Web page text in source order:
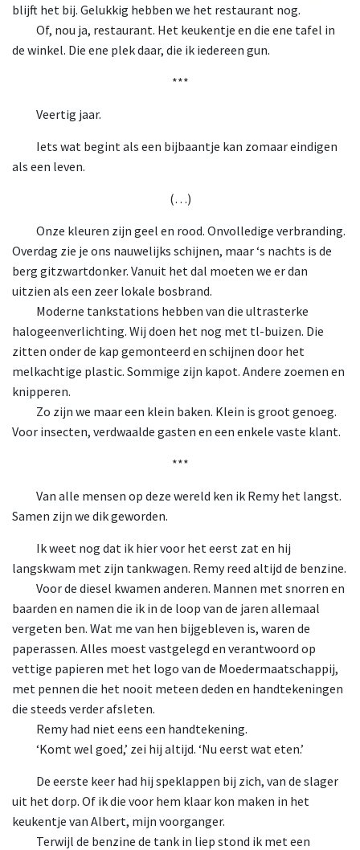
blijft het bij. Gelukkig hebben we het restaurant nog.
Of, nou ja, restaurant. Het keukentje en die ene tafel in
de winkel. Die ene plek daar, die ik iedereen gun.
***
Veertig jaar.
Iets wat begint als een bijbaantje kan zomaar eindigen
als een leven.
(…)
Onze kleuren zijn geel en rood. Onvolledige verbranding.
Overdag zie je ons nauwelijks schijnen, maar ‘s nachts is de
berg gitzwartdonker. Vanuit het dal moeten we er dan
uitzien als een zeer lokale bosbrand.
Moderne tankstations hebben van die ultrasterke
halogeenverlichting. Wij doen het nog met tl-buizen. Die
zitten onder de kap gemonteerd en schijnen door het
melkachtige plastic. Sommige zijn kapot. Andere zoemen en
knipperen.
Zo zijn we maar een klein baken. Klein is groot genoeg.
Voor insecten, verdwaalde gasten en een enkele vaste klant.
***
Van alle mensen op deze wereld ken ik Remy het langst.
Samen zijn we dik geworden.
Ik weet nog dat ik hier voor het eerst zat en hij
langskwam met zijn tankwagen. Remy reed altijd de benzine.
Voor de diesel kwamen anderen. Mannen met snorren en
baarden en namen die ik in de loop van de jaren allemaal
vergeten ben. Wat me van hen bijgebleven is, waren de
paperassen. Alles moest vastgelegd en verantwoord op
vettige papieren met het logo van de Moedermaatschappij,
met pennen die het nooit meteen deden en handtekeningen
die steeds verder afsleten.
Remy had niet eens een handtekening.
‘Komt wel goed,’ zei hij altijd. ‘Nu eerst wat eten.’
De eerste keer had hij speklappen bij zich, van de slager
uit het dorp. Of ik die voor hem klaar kon maken in het
keukentje van Albert, mijn voorganger.
Terwijl de benzine de tank in liep stond ik met een